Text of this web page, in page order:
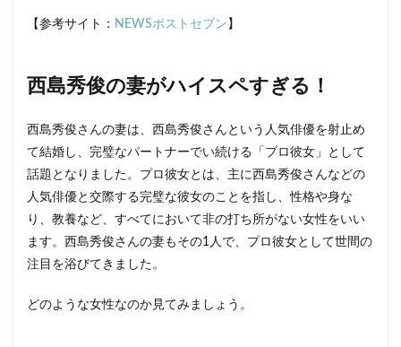
【参考サイト： NEWSポストセブン 】
西島秀俊の妻がハイスペすぎる！
西島秀俊さんの妻は、西島秀俊さんという人気俳優を射止め
て結婚し、完璧なパートナーでい続ける「プロ彼女」として
話題となりました。プロ彼女とは、主に西島秀俊さんなどの
人気俳優と交際する完璧な彼女のことを指し、性格や身な
り、教養など、すべてにおいて非の打ち所がない女性をいい
ます。西島秀俊さんの妻もその1人で、プロ彼女として世間の
注目を浴びてきました。
どのような女性なのか見てみましょう。